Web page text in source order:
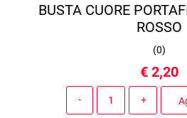
BUSTA CUORE
ROSSO
(0)
€ 2,20